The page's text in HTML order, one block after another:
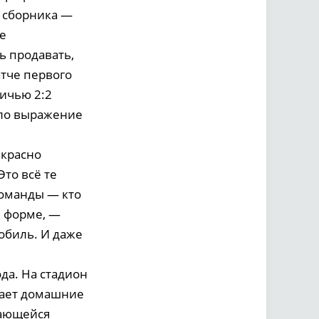
сборника —
продавать,
первого
2:2
выражение
всё те
— кто
форме, —
И даже
На стадион
домашние